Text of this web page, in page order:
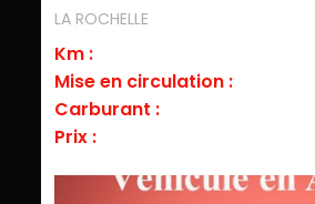
LA ROCHELLE
Km :
Mise en circulation :
Carburant :
Prix :